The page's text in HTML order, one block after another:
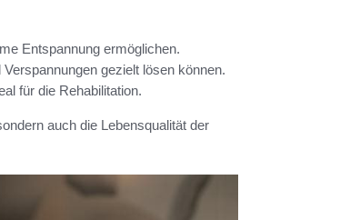
Entspannung ermöglichen.
gezielt lösen können.
für die Rehabilitation.
auch die Lebensqualität der